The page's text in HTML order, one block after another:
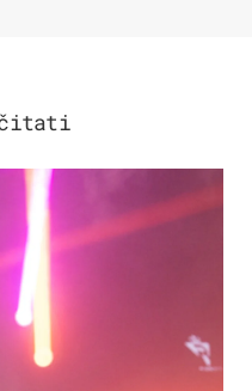
čitati